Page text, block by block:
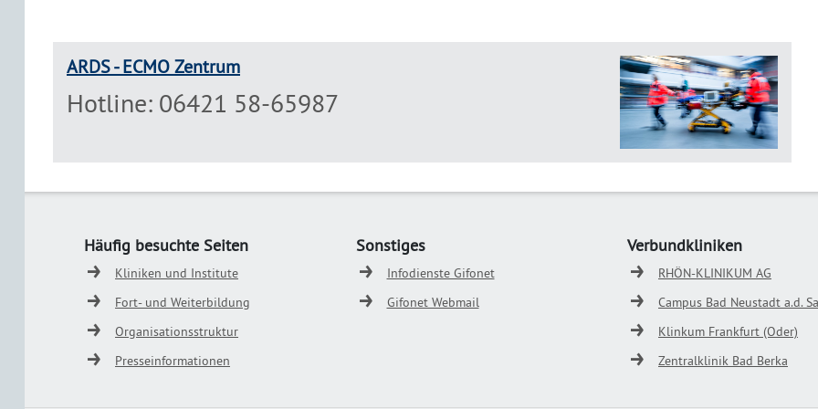
ARDS - ECMO Zentrum
Hotline: 06421 58-65987
Häufig besuchte Seiten
Kliniken und Institute
Fort- und Weiterbildung
Organisationsstruktur
Presseinformationen
Sonstiges
Infodienste Gifonet
Gifonet Webmail
Verbundkliniken
RHÖN-KLINIKUM AG
Campus Bad Neustadt a.d.
Klinkum Frankfurt (Oder)
Zentralklinik Bad Berka